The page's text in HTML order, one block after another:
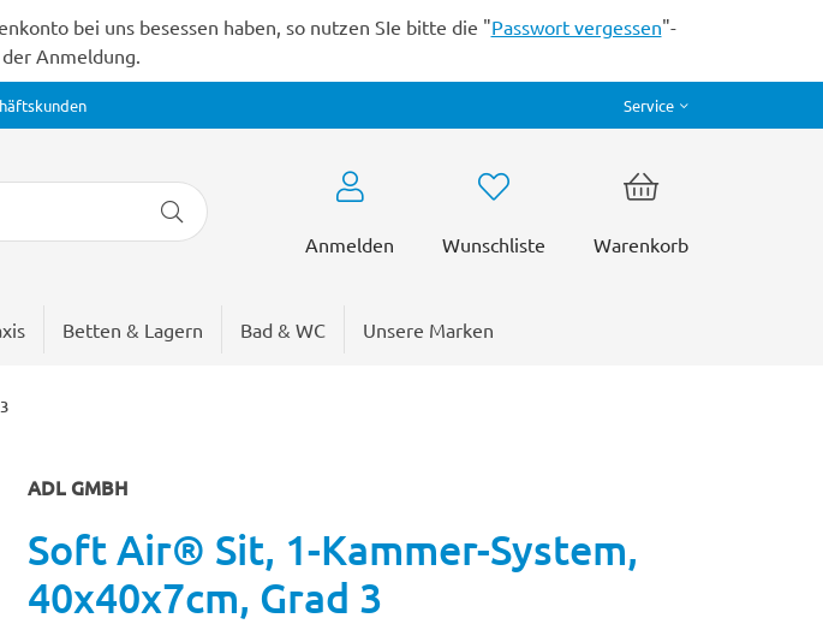
bei uns besessen haben, so nutzen SIe bitte die "Passwort vergessen"-
Anmeldung.
Service
Anmelden Wunschliste Warenkorb
Betten & Lagern Bad & WC Unsere Marken
ADL GMBH
Soft Air® Sit, 1-Kammer-System,
40x40x7cm, Grad 3